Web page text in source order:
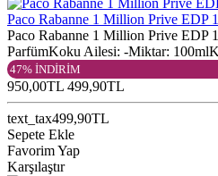
Paco Rabanne 1 Million Prive EDP
Paco Rabanne 1 Million Prive EDP
ParfümKoku Ailesi: -Miktar:
47% İNDİRİM
950,00TL 499,90TL
text_tax499,90TL
Sepete Ekle
Favorim Yap
Karşılaştır